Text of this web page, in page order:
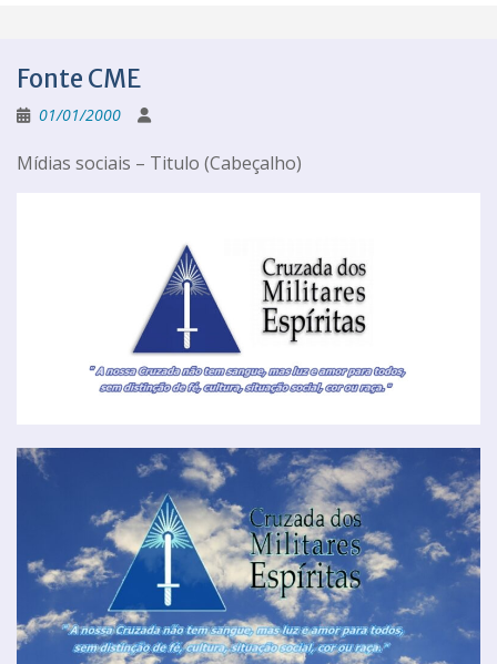
Fonte CME
01/01/2000
Mídias sociais – Titulo (Cabeçalho)